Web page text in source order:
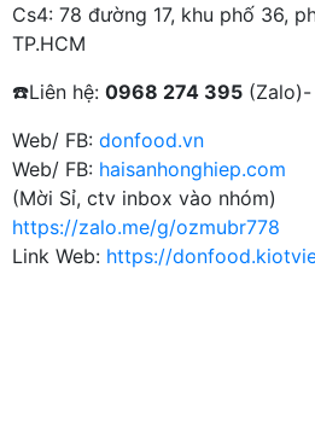
Cs4: 78 đường 17, khu phố 36,
TP.HCM
☎️Liên hệ: 0968 274 395 (Zalo)-
Web/ FB: donfood.vn
Web/ FB: haisanhonghiep.com
(Mời Sỉ, ctv inbox vào nhóm)
https://zalo.me/g/ozmubr778
Link Web: https://